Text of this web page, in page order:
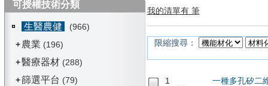
可授權技術分類
生醫農健
(966)
+ 農業 (196)
+醫療器材 (288)
+篩選平台 (79)
我的清單有 筆
限縮搜尋：
1
一種多孔矽二